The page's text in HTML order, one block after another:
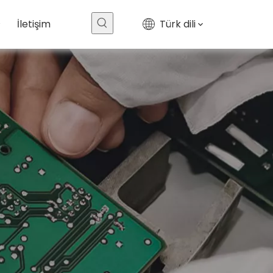
İletişim Türk dili